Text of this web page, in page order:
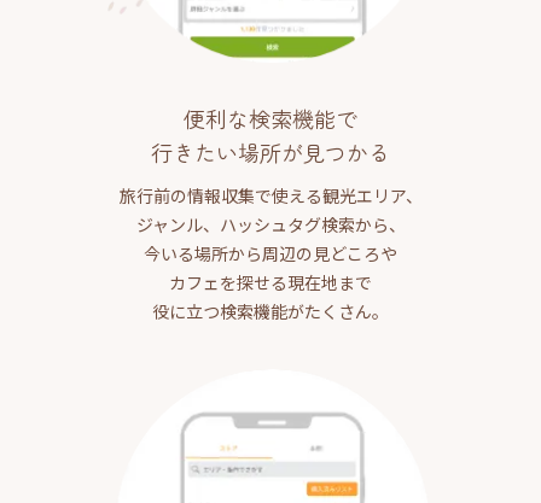
便利な検索機能で
行きたい場所が見つかる
旅行前の情報収集で使える観光エリア、
ジャンル、ハッシュタグ検索から、
今いる場所から周辺の見どころや
カフェを探せる現在地まで
役に立つ検索機能がたくさん。